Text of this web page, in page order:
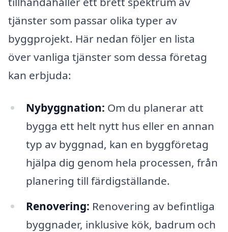
tjänster som passar olika typer av
byggprojekt. Här nedan följer en lista
över vanliga tjänster som dessa företag
kan erbjuda:
Nybyggnation: Om du planerar att
bygga ett helt nytt hus eller en annan
typ av byggnad, kan en byggföretag
hjälpa dig genom hela processen, från
planering till färdigställande.
Renovering: Renovering av befintliga
byggnader, inklusive kök, badrum och